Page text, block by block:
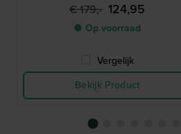
€ 179,- 124,95
● Op voorraad
Vergelijk
Bekijk Product